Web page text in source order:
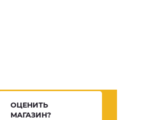
ОЦЕНИТЬ
МАГАЗИН?